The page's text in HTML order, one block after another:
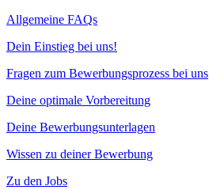
Allgemeine FAQs
Dein Einstieg bei uns!
Fragen zum Bewerbungsprozess bei uns
Deine optimale Vorbereitung
Deine Bewerbungsunterlagen
Wissen zu deiner Bewerbung
Zu den Jobs